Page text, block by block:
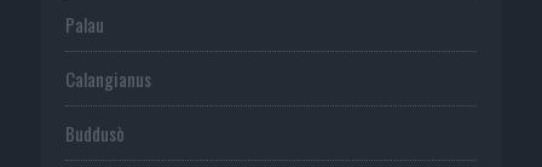
Palau
Calangianus
Buddusò